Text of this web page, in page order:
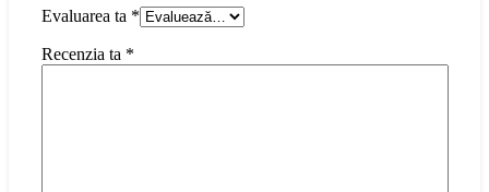
Evaluarea ta *
Recenzia ta *